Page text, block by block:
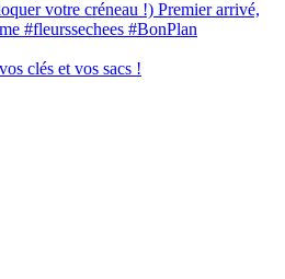
clés et vos sacs !